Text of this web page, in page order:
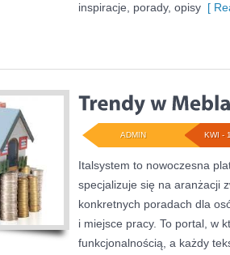
inspiracje, porady, opisy [
KWI -
ADMIN
Italsystem to nowoczesna
specjalizuje się na aranżacji
konkretnych poradach dla
i miejsce pracy. To portal, w
funkcjonalnością, a każdy